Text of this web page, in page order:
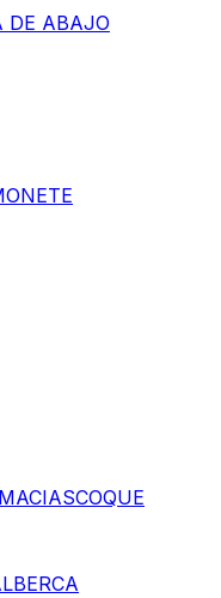
DE ABAJO